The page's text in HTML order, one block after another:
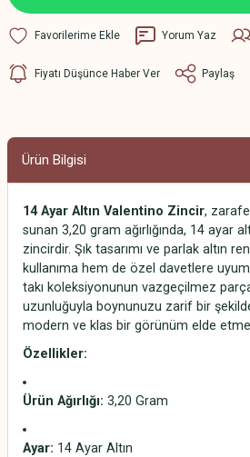
Yorum Yaz
Fiyatı Düşünce Haber Ver Paylaş
Ürün Bilgisi
14 Ayar Altın Valentino Zincir,
sunan 3,20 gram ağırlığında, 14 ayar
zincirdir. Şık tasarımı ve parlak altın
kullanıma hem de özel davetlere
takı koleksiyonunun vazgeçilmez
uzunluğuyla boynunuzu zarif bir
modern ve klas bir görünüm elde
Özellikler:
Ürün Ağırlığı: 3,20 Gram
Ayar: 14 Ayar Altın